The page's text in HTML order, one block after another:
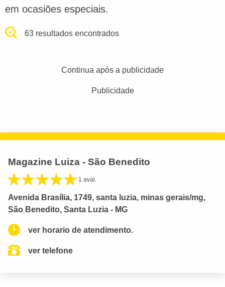
em ocasiões especiais.
63 resultados encontrados
Continua após a publicidade
Publicidade
Magazine Luiza - São Benedito
1 aval.
Avenida Brasília, 1749, santa luzia, minas gerais/mg,
São Benedito, Santa Luzia - MG
ver horario de atendimento.
ver telefone